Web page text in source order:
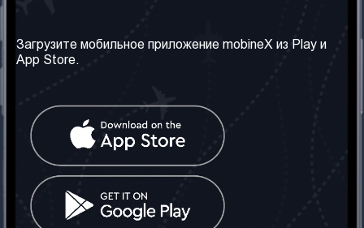
Наши сервисы
Правила и Условия
Часто задаваемые
вопросы
Контакт
Грузия: Тбилиси
Телефон: +442030340050
Социальные сети
Загрузите мобильное приложение mobineX из Play и
App Store.